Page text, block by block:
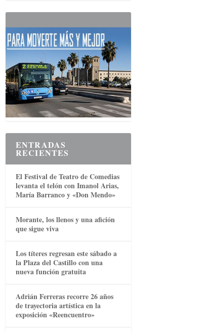
ENTRADAS
RECIENTES
El Festival de Teatro de Comedias
levanta el telón con Imanol Arias,
María Barranco y «Don Mendo»
Morante, los llenos y una afición
que sigue viva
Los títeres regresan este sábado a
la Plaza del Castillo con una
nueva función gratuita
Adrián Ferreras recorre 26 años
de trayectoria artística en la
exposición «Reencuentro»